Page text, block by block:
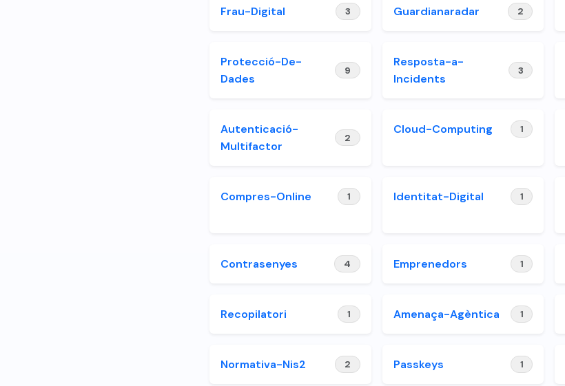
Frau-Digital 3 Guardianaradar 2
Protecció-De-
Dades
9
Resposta-a-
Incidents
3
Autenticació-
Multifactor
2
Cloud-Computing 1
Compres-Online 1 Identitat-Digital 1
Contrasenyes 4 Emprenedors 1
Recopilatori 1 Amenaça-Agèntica 1
Normativa-Nis2 2 Passkeys 1